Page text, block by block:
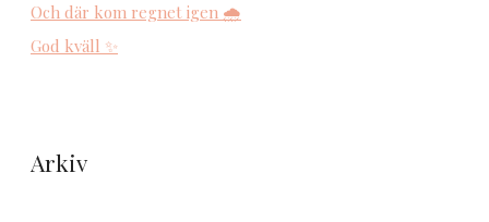
Och där kom regnet igen 🌧️
God kväll ✨
Arkiv